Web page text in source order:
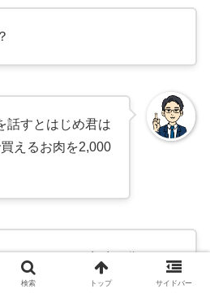
すとはじめ君は
えるお肉を2,000
ことですか？ 意味が分かりま
？？
検索 トップ サイドバー